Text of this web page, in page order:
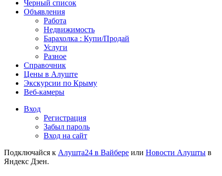
Черный список
Объявления
Работа
Недвижимость
Барахолка : Купи/Продай
Услуги
Разное
Справочник
Цены в Алуште
Экскурсии по Крыму
Веб-камеры
Вход
Регистрация
Забыл пароль
Вход на сайт
Подключайся к Алушта24 в Вайбере или Новости Алушты в
Яндекс Дзен.